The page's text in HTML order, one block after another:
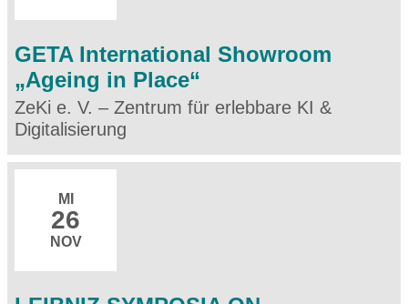
GETA International Showroom
„Ageing in Place“
ZeKi e. V. – Zentrum für erlebbare KI &
Digitalisierung
MI
26
NOV